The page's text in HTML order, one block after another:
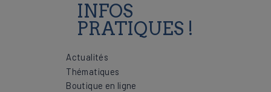
INFOS
PRATIQUES !
Actualités
Thématiques
Boutique en ligne